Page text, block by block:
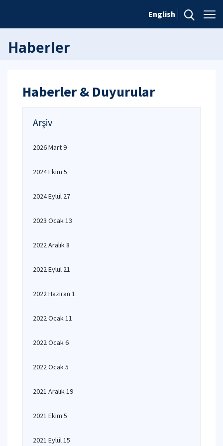
English
Haberler
Haberler & Duyurular
Arşiv
2026 Mart 9
2024 Ekim 5
2024 Eylül 27
2023 Ocak 13
2022 Aralık 8
2022 Eylül 21
2022 Haziran 1
2022 Ocak 11
2022 Ocak 6
2022 Ocak 5
2021 Aralık 19
2021 Ekim 5
2021 Eylül 15